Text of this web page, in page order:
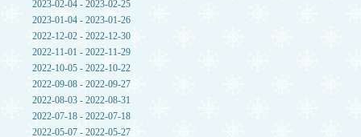
2023-02-04 - 2023-02-25
2023-01-04 - 2023-01-26
2022-12-02 - 2022-12-30
2022-11-01 - 2022-11-29
2022-10-05 - 2022-10-22
2022-09-08 - 2022-09-27
2022-08-03 - 2022-08-31
2022-07-18 - 2022-07-18
2022-05-07 - 2022-05-27